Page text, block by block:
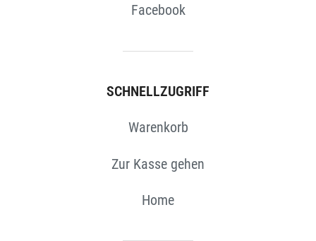
Facebook
SCHNELLZUGRIFF
Warenkorb
Zur Kasse gehen
Home